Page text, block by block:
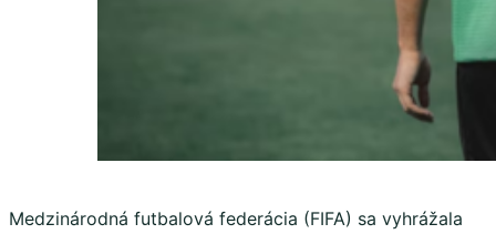
Medzinárodná futbalová federácia (FIFA) sa vyhrážala